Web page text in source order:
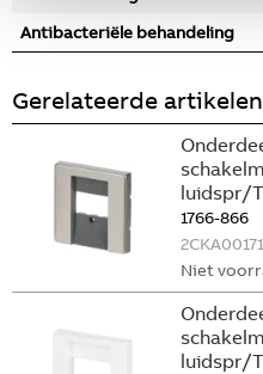
Antibacteriële behandeling
Gerelateerde artikelen
luidspr/
1766-866
Niet
luidspr/